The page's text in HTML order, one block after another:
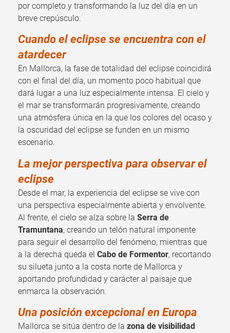
por completo y transformando la luz del día en un
breve crepúsculo.
Cuando el eclipse se encuentra con el
atardecer
En Mallorca, la fase de totalidad del eclipse coincidirá
con el final del día, un momento poco habitual que
dará lugar a una luz especialmente intensa. El cielo y
el mar se transformarán progresivamente, creando
una atmósfera única en la que los colores del ocaso y
la oscuridad del eclipse se funden en un mismo
escenario.
La mejor perspectiva para observar el
eclipse
Desde el mar, la experiencia del eclipse se vive con
una perspectiva especialmente abierta y envolvente.
Al frente, el cielo se alza sobre la Serra de
Tramuntana, creando un telón natural imponente
para seguir el desarrollo del fenómeno, mientras que
a la derecha queda el Cabo de Formentor, recortando
su silueta junto a la costa norte de Mallorca y
aportando profundidad y carácter al paisaje que
enmarca la observación.
Una posición excepcional en Europa
Mallorca se sitúa dentro de la zona de visibilidad